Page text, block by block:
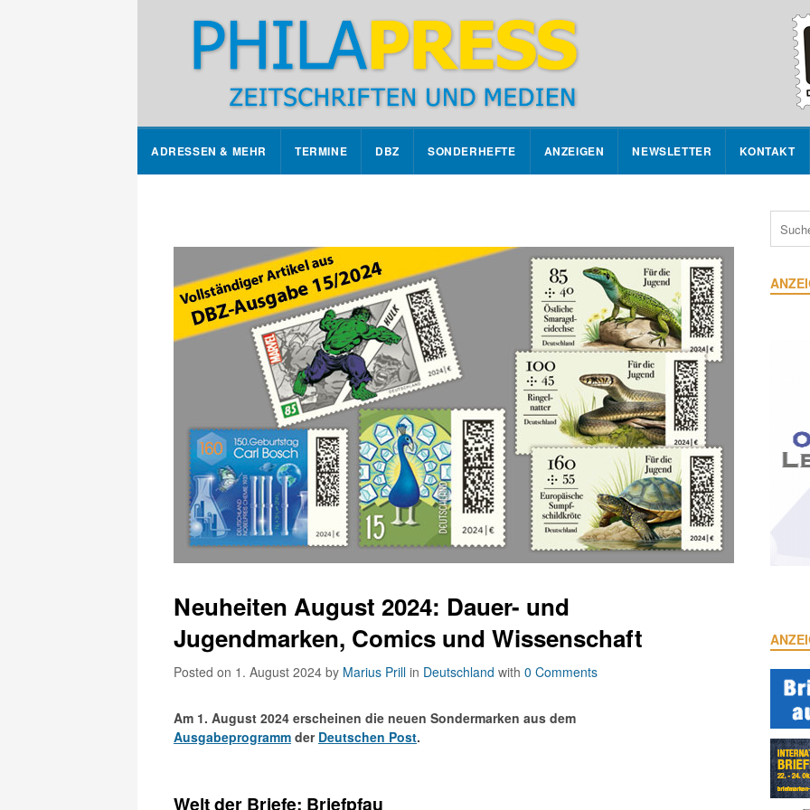
ADRESSEN & MEHR TERMINE DBZ SONDERHEFTE ANZEIGEN NEWSLETTER KONTAKT
Neuheiten August 2024: Dauer- und
Jugendmarken, Comics und Wissenschaft
Posted on 1. August 2024 by Marius Prill in Deutschland with 0 Comments
Am 1. August 2024 erscheinen die neuen Sondermarken aus dem
Ausgabeprogramm der Deutschen Post.
Welt der Briefe: Briefpfau